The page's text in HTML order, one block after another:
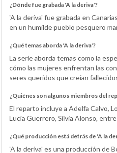
¿Dónde fue grabada 'A la deriva'?
'A la deriva' fue grabada en
en un humilde pueblo pesquero
¿Qué temas aborda 'A la deriva'?
La serie aborda temas como la
cómo las mujeres enfrentan las
seres queridos que creían
¿Quiénes son algunos miembros del
El reparto incluye a Adelfa Calvo,
Lucía Guerrero, Silvia Alonso,
¿Qué producción está detrás de 'A la
'A la deriva' es una producción de